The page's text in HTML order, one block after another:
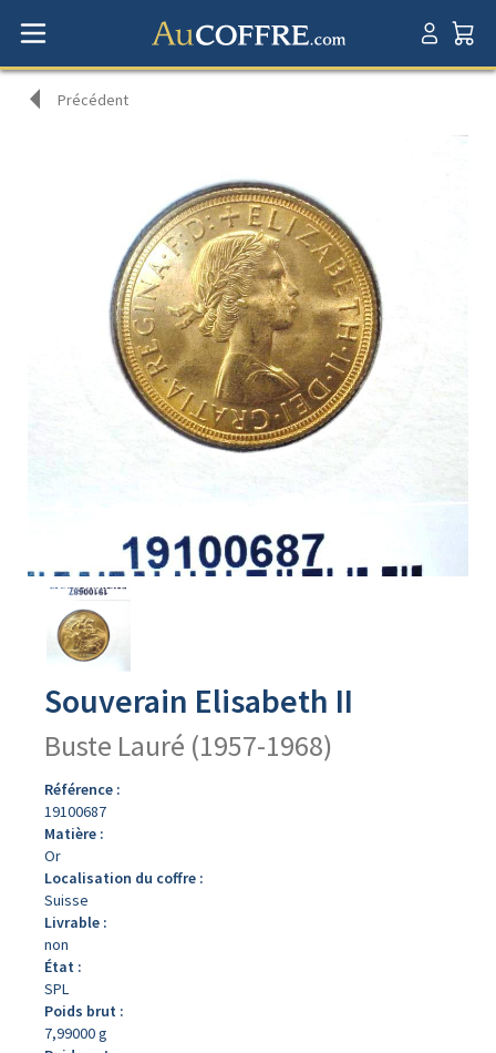
Précédent
Avers
produit
Souverain Elisabeth II
Buste Lauré (1957-1968)
Référence :
19100687
Matière :
Or
Localisation du coffre :
Suisse
Livrable :
non
État :
SPL
Poids brut :
7,99000 g